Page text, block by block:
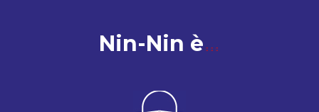
Nin-Nin è